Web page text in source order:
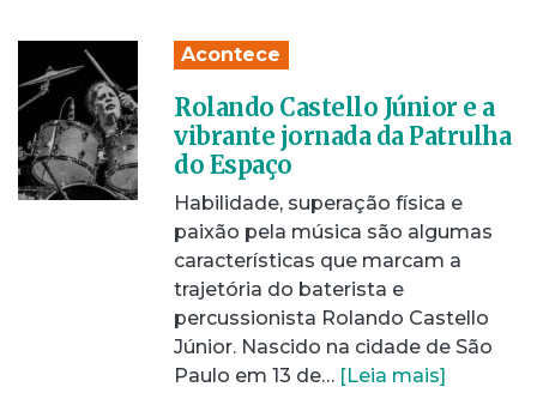
Acontece
Rolando Castello Júnior e a
vibrante jornada da Patrulha
do Espaço
Habilidade, superação física e
paixão pela música são algumas
características que marcam a
trajetória do baterista e
percussionista Rolando Castello
Júnior. Nascido na cidade de São
Paulo em 13 de… [Leia mais]